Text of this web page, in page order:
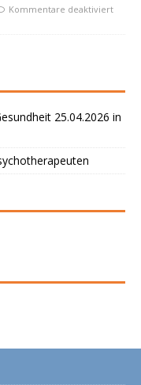
Kommentare deaktiviert
25.04.2026 in